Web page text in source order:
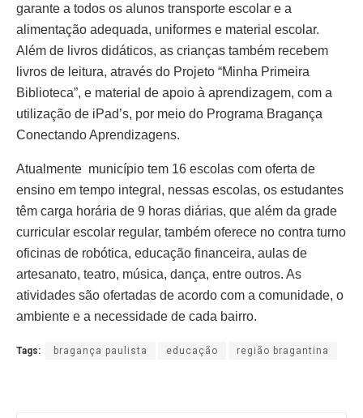
garante a todos os alunos transporte escolar e a
alimentação adequada, uniformes e material escolar.
Além de livros didáticos, as crianças também recebem
livros de leitura, através do Projeto “Minha Primeira
Biblioteca”, e material de apoio à aprendizagem, com a
utilização de iPad’s, por meio do Programa Bragança
Conectando Aprendizagens.
Atualmente município tem 16 escolas com oferta de
ensino em tempo integral, nessas escolas, os estudantes
têm carga horária de 9 horas diárias, que além da grade
curricular escolar regular, também oferece no contra turno
oficinas de robótica, educação financeira, aulas de
artesanato, teatro, música, dança, entre outros. As
atividades são ofertadas de acordo com a comunidade, o
ambiente e a necessidade de cada bairro.
Tags: bragança paulista educação região bragantina